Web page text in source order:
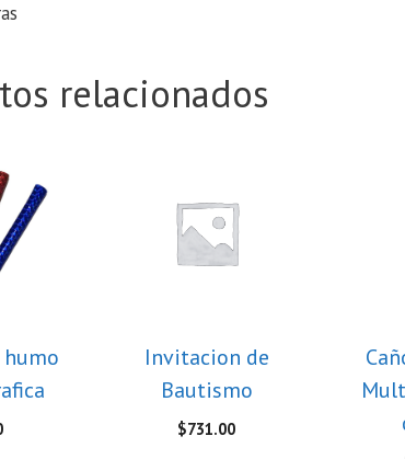
relacionados
Invitacion de
Bautismo
$731.00